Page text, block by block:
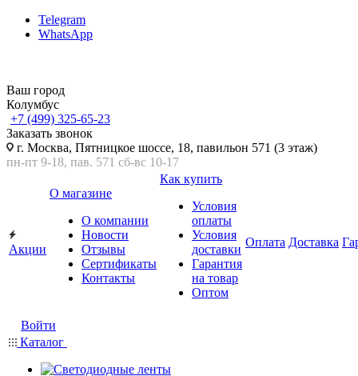
Telegram
WhatsApp
Ваш город
Колумбус
+7 (499) 325-65-23
Заказать звонок
г. Москва, Пятницкое шоссе, 18, павильон 571 (3 этаж)
пн-пт 9-18, пав. 571 сб-вс 10-17
Акции
О магазине
О компании
Новости
Отзывы
Сертификаты
Контакты
Как купить
Условия
оплаты
Условия
доставки
Гарантия
на товар
Оптом
Оплата Доставка
Войти
Каталог